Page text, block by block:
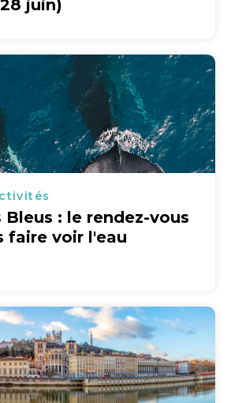
juin)
Bleus : le rendez-vous
faire voir l'eau